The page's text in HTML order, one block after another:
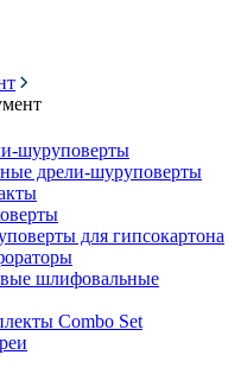
шуруповерты
дрели-шуруповерты
для гипсокартона
шлифовальные
Combo Set